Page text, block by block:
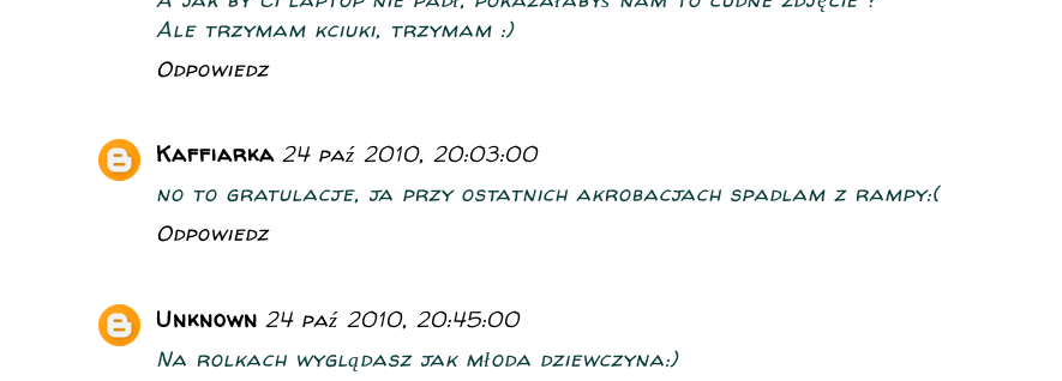
Ale trzymam kciuki, trzymam :)
Odpowiedz
Kaffiarka 24 paź 2010, 20:03:00
no to gratulacje, ja przy ostatnich akrobacjach spadlam z rampy:(
Odpowiedz
Unknown 24 paź 2010, 20:45:00
Na rolkach wyglądasz jak młoda dziewczyna:)